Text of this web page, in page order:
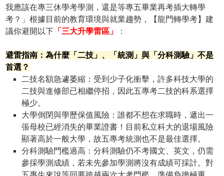
我應該在專三休學考學測，還是等專五畢業再考插大轉學
考？」根據目前的教育環境與就業趨勢，【龍門轉學考】建
議你避開以下 「三大升學雷區」 ：
避雷指南：為什麼「二技」、「統測」與「分科測驗」不是
首選？
二技名額急遽萎縮 ：受到少子化衝擊，許多科技大學的
二技與進修部已相繼停招，因此五專考二技的科系選擇
極少。
大學倒閉與學歷保值風險 ：誰都不想在求職時，遞出一
張母校已經消失的畢業證書！目前私立科大的退場風險
顯著高於一般大學，故五專考統測也不是最佳選擇。
分科測驗門檻過高 ：分科測驗仍不考國文、英文，仍需
參採學測成績，若未先參加學測將沒有成績可採計。對